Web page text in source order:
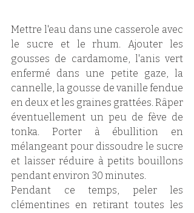
Mettre l'eau dans une casserole avec
le sucre et le rhum. Ajouter les
gousses de cardamome, l'anis vert
enfermé dans une petite gaze, la
cannelle, la gousse de vanille fendue
en deux et les graines grattées. Râper
éventuellement un peu de fève de
tonka. Porter à ébullition en
mélangeant pour dissoudre le sucre
et laisser réduire à petits bouillons
pendant environ 30 minutes.
Pendant ce temps, peler les
clémentines en retirant toutes les